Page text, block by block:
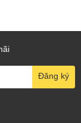
Đăng ký